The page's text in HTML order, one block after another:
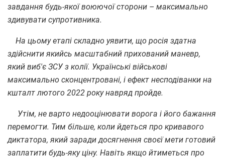
завдання будь-якої воюючої сторони – максимально
здивувати супротивника.
На цьому етапі складно уявити, що росія здатна
здійснити якийсь масштабний прихований маневр,
який виб'є ЗСУ з колії. Українські військові
максимально сконцентровані, і ефект несподіванки на
кшталт лютого 2022 року навряд пройде.
Утім, не варто недооцінювати ворога і його бажання
перемогти. Тим більше, коли йдеться про кривавого
диктатора, який заради досягнення своєї мети готовий
заплатити будь-яку ціну. Навіть якщо йтиметься про